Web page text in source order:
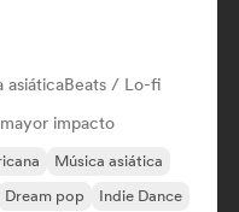
asiáticaBeats / Lo-fi
impacto
Música asiática
Dream pop Indie Dance